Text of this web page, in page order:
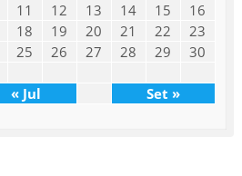
11 12 13 14 15
16
18 19 20 21 22
23
25 26 27 28 29
30
« Jul
Set »